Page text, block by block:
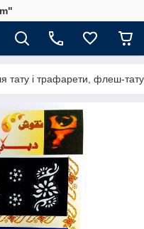
тату і трафарети, флеш-тату